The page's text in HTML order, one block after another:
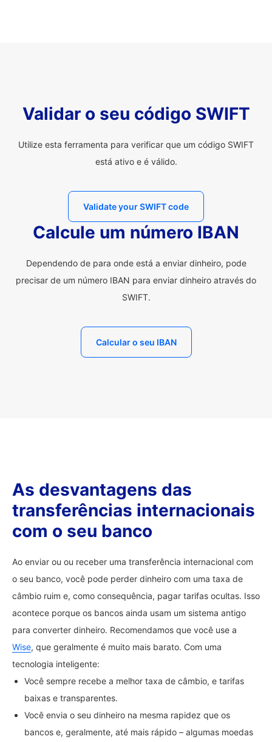
Validar o seu código SWIFT
Utilize esta ferramenta para verificar que um código SWIFT
está ativo e é válido.
Validate your SWIFT code
Calcule um número IBAN
Dependendo de para onde está a enviar dinheiro, pode
precisar de um número IBAN para enviar dinheiro através do
SWIFT.
Calcular o seu IBAN
As desvantagens das
transferências internacionais
com o seu banco
Ao enviar ou ou receber uma transferência internacional com
o seu banco, você pode perder dinheiro com uma taxa de
câmbio ruim e, como consequência, pagar tarifas ocultas. Isso
acontece porque os bancos ainda usam um sistema antigo
para converter dinheiro. Recomendamos que você use a
Wise, que geralmente é muito mais barato. Com uma
tecnologia inteligente:
Você sempre recebe a melhor taxa de câmbio, e tarifas
baixas e transparentes.
Você envia o seu dinheiro na mesma rapidez que os
bancos e, geralmente, até mais rápido – algumas moedas